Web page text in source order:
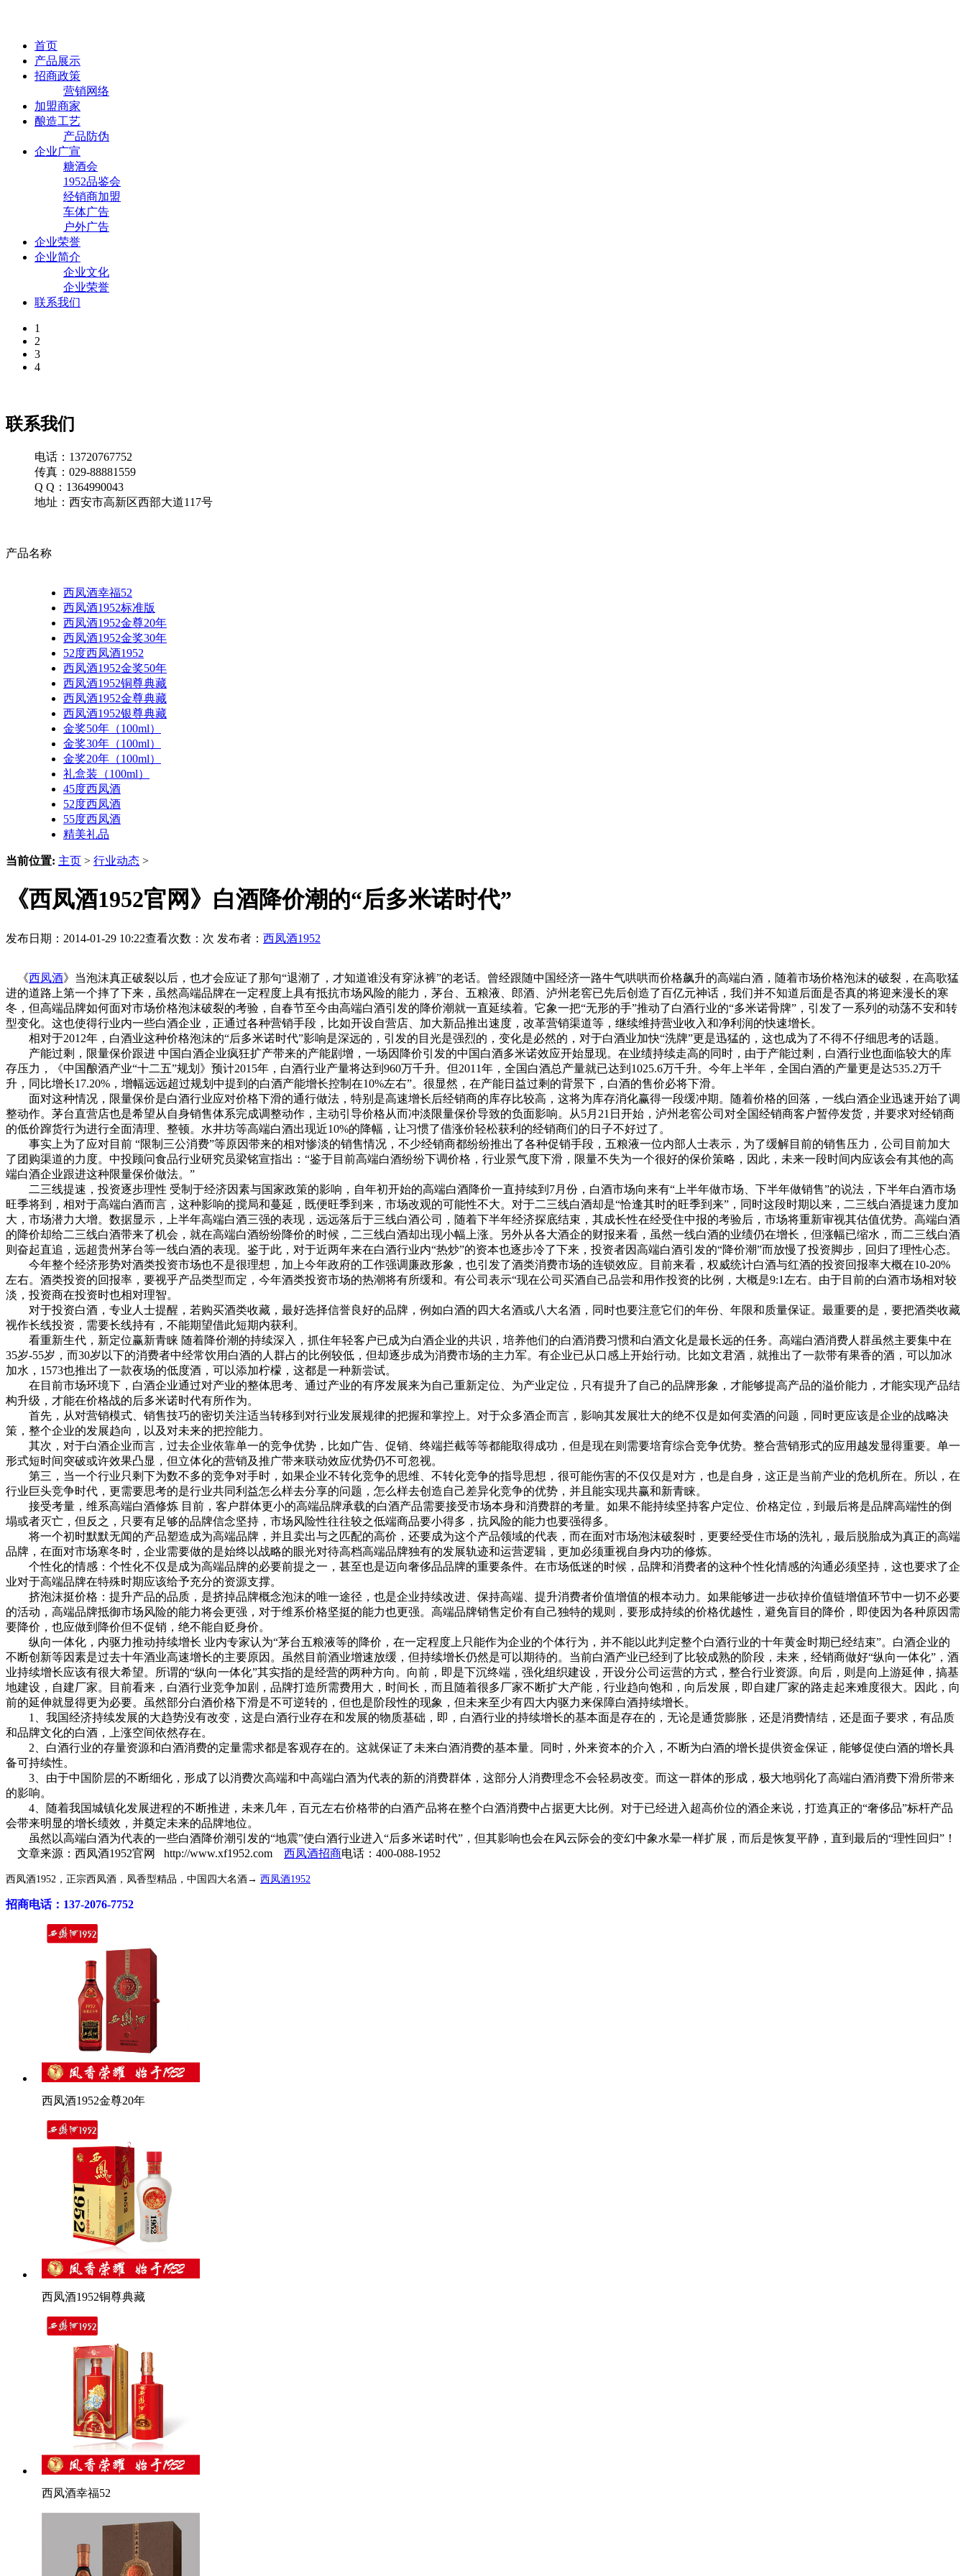
首页
产品展示
招商政策
营销网络
加盟商家
酿造工艺
产品防伪
企业广宣
糖酒会
1952品鉴会
经销商加盟
车体广告
户外广告
企业荣誉
企业简介
企业文化
企业荣誉
联系我们
1
2
3
4
联系我们
电话：13720767752
传真：029-88881559
Q Q：1364990043
地址：西安市高新区西部大道117号
产品名称
西凤酒幸福52
西凤酒1952标准版
西凤酒1952金尊20年
西凤酒1952金奖30年
52度西凤酒1952
西凤酒1952金奖50年
西凤酒1952铜尊典藏
西凤酒1952金尊典藏
西凤酒1952银尊典藏
金奖50年（100ml）
金奖30年（100ml）
金奖20年（100ml）
礼盒装（100ml）
45度西凤酒
52度西凤酒
55度西凤酒
精美礼品
当前位置: 主页 > 行业动态 >
《西凤酒1952官网》白酒降价潮的“后多米诺时代”
发布日期：2014-01-29 10:22查看次数： 次 发布者： 西凤酒1952
《西凤酒》当泡沫真正破裂以后，也才会应证了那句“退潮了，才知道谁没有穿泳裤”的老话。曾经跟随中国经济一路牛气哄哄而价格飙升的高端白酒，随着市场价格泡沫的破裂，在高歌猛
进的道路上第一个摔了下来，虽然高端品牌在一定程度上具有抵抗市场风险的能力，茅台、五粮液、郎酒、泸州老窖已先后创造了百亿元神话，我们并不知道后面是否真的将迎来漫长的寒
冬，但高端品牌如何面对市场价格泡沫破裂的考验，自春节至今由高端白酒引发的降价潮就一直延续着。它象一把“无形的手”推动了白酒行业的“多米诺骨牌”，引发了一系列的动荡不安和转
型变化。这也使得行业内一些白酒企业，正通过各种营销手段，比如开设自营店、加大新品推出速度，改革营销渠道等，继续维持营业收入和净利润的快速增长。
相对于2012年，白酒业这种价格泡沫的“后多米诺时代”影响是深远的，引发的目光是强烈的，变化是必然的，对于白酒业加快“洗牌”更是迅猛的，这也成为了不得不仔细思考的话题。
产能过剩，限量保价跟进 中国白酒企业疯狂扩产带来的产能剧增，一场因降价引发的中国白酒多米诺效应开始显现。在业绩持续走高的同时，由于产能过剩，白酒行业也面临较大的库
存压力，《中国酿酒产业“十二五”规划》预计2015年，白酒行业产量将达到960万千升。但2011年，全国白酒总产量就已达到1025.6万千升。今年上半年，全国白酒的产量更是达535.2万千
升，同比增长17.20%，增幅远远超过规划中提到的白酒产能增长控制在10%左右”。很显然，在产能日益过剩的背景下，白酒的售价必将下滑。
面对这种情况，限量保价是白酒行业应对价格下滑的通行做法，特别是高速增长后经销商的库存比较高，这将为库存消化赢得一段缓冲期。随着价格的回落，一线白酒企业迅速开始了调
整动作。茅台直营店也是希望从自身销售体系完成调整动作，主动引导价格从而冲淡限量保价导致的负面影响。从5月21日开始，泸州老窖公司对全国经销商客户暂停发货，并要求对经销商
的低价蹿货行为进行全面清理、整顿。水井坊等高端白酒出现近10%的降幅，让习惯了借涨价轻松获利的经销商们的日子不好过了。
事实上为了应对目前 “限制三公消费”等原因带来的相对惨淡的销售情况，不少经销商都纷纷推出了各种促销手段，五粮液一位内部人士表示，为了缓解目前的销售压力，公司目前加大
了团购渠道的力度。中投顾问食品行业研究员梁铭宣指出：“鉴于目前高端白酒纷纷下调价格，行业景气度下滑，限量不失为一个很好的保价策略，因此，未来一段时间内应该会有其他的高
端白酒企业跟进这种限量保价做法。”
二三线提速，投资逐步理性 受制于经济因素与国家政策的影响，自年初开始的高端白酒降价一直持续到7月份，白酒市场向来有“上半年做市场、下半年做销售”的说法，下半年白酒市场
旺季将到，相对于高端白酒而言，这种影响的搅局和蔓延，既便旺季到来，市场改观的可能性不大。对于二三线白酒却是“恰逢其时的旺季到来”，同时这段时期以来，二三线白酒提速力度加
大，市场潜力大增。数据显示，上半年高端白酒三强的表现，远远落后于三线白酒公司，随着下半年经济探底结束，其成长性在经受住中报的考验后，市场将重新审视其估值优势。高端白酒
的降价却给二三线白酒带来了机会，就在高端白酒纷纷降价的时候，二三线白酒却出现小幅上涨。另外从各大酒企的财报来看，虽然一线白酒的业绩仍在增长，但涨幅已缩水，而二三线白酒
则奋起直追，远超贵州茅台等一线白酒的表现。鉴于此，对于近两年来在白酒行业内“热炒”的资本也逐步冷了下来，投资者因高端白酒引发的“降价潮”而放慢了投资脚步，回归了理性心态。
今年整个经济形势对酒类投资市场也不是很理想，加上今年政府的工作强调廉政形象，也引发了酒类消费市场的连锁效应。目前来看，权威统计白酒与红酒的投资回报率大概在10-20%
左右。酒类投资的回报率，要视乎产品类型而定，今年酒类投资市场的热潮将有所缓和。有公司表示“现在公司买酒自己品尝和用作投资的比例，大概是9:1左右。由于目前的白酒市场相对较
淡，投资商在投资时也相对理智。
对于投资白酒，专业人士提醒，若购买酒类收藏，最好选择信誉良好的品牌，例如白酒的四大名酒或八大名酒，同时也要注意它们的年份、年限和质量保证。最重要的是，要把酒类收藏
视作长线投资，需要长线持有，不能期望借此短期内获利。
看重新生代，新定位赢新青睐 随着降价潮的持续深入，抓住年轻客户已成为白酒企业的共识，培养他们的白酒消费习惯和白酒文化是最长远的任务。高端白酒消费人群虽然主要集中在
35岁-55岁，而30岁以下的消费者中经常饮用白酒的人群占的比例较低，但却逐步成为消费市场的主力军。有企业已从口感上开始行动。比如文君酒，就推出了一款带有果香的酒，可以加冰
加水，1573也推出了一款夜场的低度酒，可以添加柠檬，这都是一种新尝试。
在目前市场环境下，白酒企业通过对产业的整体思考、通过产业的有序发展来为自己重新定位、为产业定位，只有提升了自己的品牌形象，才能够提高产品的溢价能力，才能实现产品结
构升级，才能在价格战的后多米诺时代有所作为。
首先，从对营销模式、销售技巧的密切关注适当转移到对行业发展规律的把握和掌控上。对于众多酒企而言，影响其发展壮大的绝不仅是如何卖酒的问题，同时更应该是企业的战略决
策，整个企业的发展趋向，以及对未来的把控能力。
其次，对于白酒企业而言，过去企业依靠单一的竞争优势，比如广告、促销、终端拦截等等都能取得成功，但是现在则需要培育综合竞争优势。整合营销形式的应用越发显得重要。单一
形式短时间突破或许效果凸显，但立体化的营销及推广带来联动效应优势仍不可忽视。
第三，当一个行业只剩下为数不多的竞争对手时，如果企业不转化竞争的思维、不转化竞争的指导思想，很可能伤害的不仅仅是对方，也是自身，这正是当前产业的危机所在。所以，在
行业巨头竞争时代，更需要思考的是行业共同利益怎么样去分享的问题，怎么样去创造自己差异化竞争的优势，并且能实现共赢和新青睐。
接受考量，维系高端白酒修炼 目前，客户群体更小的高端品牌承载的白酒产品需要接受市场本身和消费群的考量。如果不能持续坚持客户定位、价格定位，到最后将是品牌高端性的倒
塌或者灭亡，但反之，只要有足够的品牌信念坚持，市场风险性往往较之低端商品要小得多，抗风险的能力也要强得多。
将一个初时默默无闻的产品塑造成为高端品牌，并且卖出与之匹配的高价，还要成为这个产品领域的代表，而在面对市场泡沫破裂时，更要经受住市场的洗礼，最后脱胎成为真正的高端
品牌，在面对市场寒冬时，企业需要做的是始终以战略的眼光对待高档高端品牌独有的发展轨迹和运营逻辑，更加必须重视自身内功的修炼。
个性化的情感：个性化不仅是成为高端品牌的必要前提之一，甚至也是迈向奢侈品品牌的重要条件。在市场低迷的时候，品牌和消费者的这种个性化情感的沟通必须坚持，这也要求了企
业对于高端品牌在特殊时期应该给予充分的资源支撑。
挤泡沫挺价格：提升产品的品质，是挤掉品牌概念泡沫的唯一途径，也是企业持续改进、保持高端、提升消费者价值增值的根本动力。如果能够进一步砍掉价值链增值环节中一切不必要
的活动，高端品牌抵御市场风险的能力将会更强，对于维系价格坚挺的能力也更强。高端品牌销售定价有自己独特的规则，要形成持续的价格优越性，避免盲目的降价，即使因为各种原因需
要降价，也应做到降价但不促销，绝不能自贬身价。
纵向一体化，内驱力推动持续增长 业内专家认为“茅台五粮液等的降价，在一定程度上只能作为企业的个体行为，并不能以此判定整个白酒行业的十年黄金时期已经结束”。白酒企业的
不断创新等因素是过去十年酒业高速增长的主要原因。虽然目前酒业增速放缓，但持续增长仍然是可以期待的。当前白酒产业已经到了比较成熟的阶段，未来，经销商做好“纵向一体化”，酒
业持续增长应该有很大希望。所谓的“纵向一体化”其实指的是经营的两种方向。向前，即是下沉终端，强化组织建设，开设分公司运营的方式，整合行业资源。向后，则是向上游延伸，搞基
地建设，自建厂家。目前看来，白酒行业竞争加剧，品牌打造所需费用大，时间长，而且随着很多厂家不断扩大产能，行业趋向饱和，向后发展，即自建厂家的路走起来难度很大。因此，向
前的延伸就显得更为必要。虽然部分白酒价格下滑是不可逆转的，但也是阶段性的现象，但未来至少有四大内驱力来保障白酒持续增长。
1、我国经济持续发展的大趋势没有改变，这是白酒行业存在和发展的物质基础，即，白酒行业的持续增长的基本面是存在的，无论是通货膨胀，还是消费情结，还是面子要求，有品质
和品牌文化的白酒，上涨空间依然存在。
2、白酒行业的存量资源和白酒消费的定量需求都是客观存在的。这就保证了未来白酒消费的基本量。同时，外来资本的介入，不断为白酒的增长提供资金保证，能够促使白酒的增长具
备可持续性。
3、由于中国阶层的不断细化，形成了以消费次高端和中高端白酒为代表的新的消费群体，这部分人消费理念不会轻易改变。而这一群体的形成，极大地弱化了高端白酒消费下滑所带来
的影响。
4、随着我国城镇化发展进程的不断推进，未来几年，百元左右价格带的白酒产品将在整个白酒消费中占据更大比例。对于已经进入超高价位的酒企来说，打造真正的“奢侈品”标杆产品
会带来明显的增长绩效，并奠定未来的品牌地位。
虽然以高端白酒为代表的一些白酒降价潮引发的“地震”使白酒行业进入“后多米诺时代”，但其影响也会在风云际会的变幻中象水晕一样扩展，而后是恢复平静，直到最后的“理性回归”！
文章来源：西凤酒1952官网 http://www.xf1952.com 西凤酒招商电话：400-088-1952
西凤酒1952，正宗西凤酒，凤香型精品，中国四大名酒→ 西凤酒1952
招商电话：137-2076-7752
西凤酒1952金尊20年
西凤酒1952铜尊典藏
西凤酒幸福52